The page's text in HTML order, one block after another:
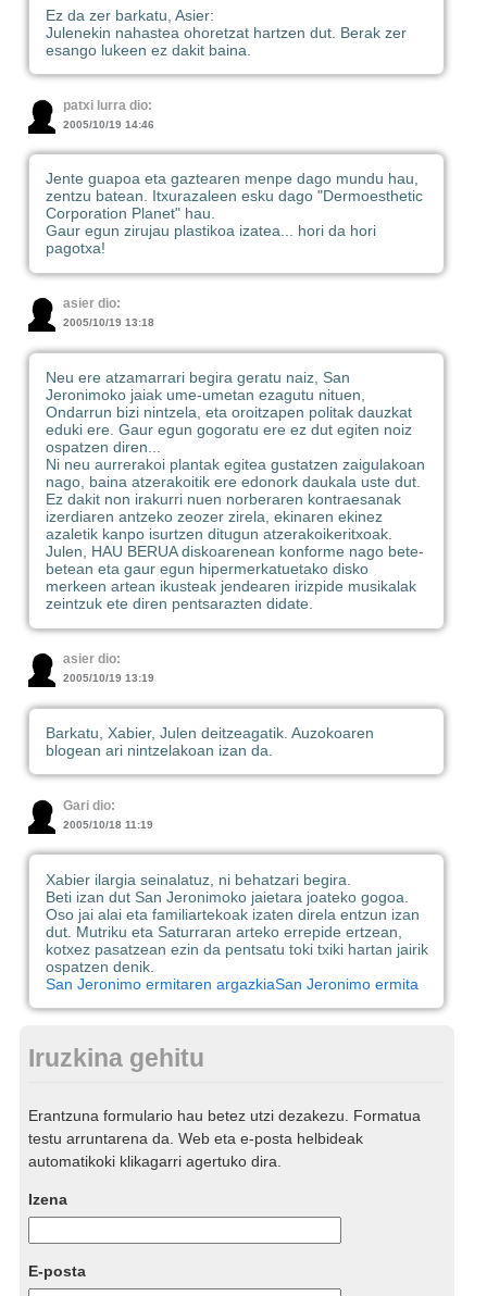
Ez da zer barkatu, Asier:
Julenekin nahastea ohoretzat hartzen dut. Berak zer
esango lukeen ez dakit baina.
patxi lurra dio:
2005/10/19 14:46
Jente guapoa eta gaztearen menpe dago mundu hau,
zentzu batean. Itxurazaleen esku dago "Dermoesthetic
Corporation Planet" hau.
Gaur egun zirujau plastikoa izatea... hori da hori
pagotxa!
asier dio:
2005/10/19 13:18
Neu ere atzamarrari begira geratu naiz, San
Jeronimoko jaiak ume-umetan ezagutu nituen,
Ondarrun bizi nintzela, eta oroitzapen politak dauzkat
eduki ere. Gaur egun gogoratu ere ez dut egiten noiz
ospatzen diren...
Ni neu aurrerakoi plantak egitea gustatzen zaigulakoan
nago, baina atzerakoitik ere edonork daukala uste dut.
Ez dakit non irakurri nuen norberaren kontraesanak
izerdiaren antzeko zeozer zirela, ekinaren ekinez
azaletik kanpo isurtzen ditugun atzerakoikeritxoak.
Julen, HAU BERUA diskoarenean konforme nago bete-
betean eta gaur egun hipermerkatuetako disko
merkeen artean ikusteak jendearen irizpide musikalak
zeintzuk ete diren pentsarazten didate.
asier dio:
2005/10/19 13:19
Barkatu, Xabier, Julen deitzeagatik. Auzokoaren
blogean ari nintzelakoan izan da.
Gari dio:
2005/10/18 11:19
Xabier ilargia seinalatuz, ni behatzari begira.
Beti izan dut San Jeronimoko jaietara joateko gogoa.
Oso jai alai eta familiartekoak izaten direla entzun izan
dut. Mutriku eta Saturraran arteko errepide ertzean,
kotxez pasatzean ezin da pentsatu toki txiki hartan jairik
ospatzen denik.
San Jeronimo ermitaren argazkiaSan Jeronimo ermita
Iruzkina gehitu
Erantzuna formulario hau betez utzi dezakezu. Formatua
testu arruntarena da. Web eta e-posta helbideak
automatikoki klikagarri agertuko dira.
Izena
E-posta